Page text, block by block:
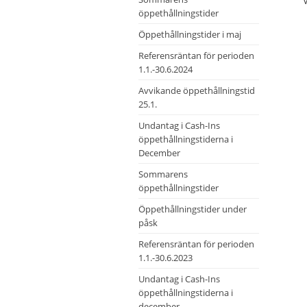
öppethållningstider
Öppethållningstider i maj
Referensräntan för perioden
1.1.-30.6.2024
Avvikande öppethållningstid
25.1.
Undantag i Cash-Ins
öppethållningstiderna i
December
Sommarens
öppethållningstider
Öppethållningstider under
påsk
Referensräntan för perioden
1.1.-30.6.2023
Undantag i Cash-Ins
öppethållningstiderna i